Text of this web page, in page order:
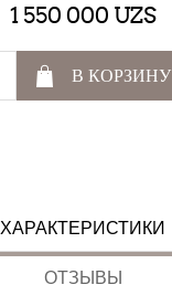
1 550 000 UZS
В КОРЗИНУ
ХАРАКТЕРИСТИКИ
ОТЗЫВЫ